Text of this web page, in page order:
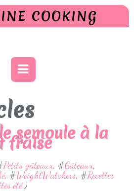
COOKING
semoule à la
fraise
Petits gâteaux, #Gâteaux,
, #WeightWatchers, #Recettes
été)